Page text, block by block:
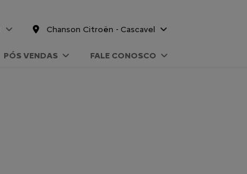
Chanson Citroën - Cascavel
PÓS VENDAS FALE CONOSCO